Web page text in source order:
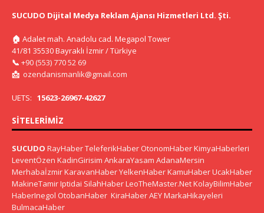
SUCUDO Dijital Medya Reklam Ajansı Hizmetleri Ltd. Şti.
🏠 Adalet mah. Anadolu cad. Megapol Tower
41/81 35530 Bayraklı İzmir / Türkiye
📞 +90 (553) 770 52 69
📩 ozendanismanlik@gmail.com
UETS: 15623-26967-42627
SITELERIMIZ
SUCUDO RayHaberTeleferikHaber OtonomHaberKimyaHaberleri
LeventÖzen KadinGirisim AnkaraYasam AdanaMersin
MerhabaİzmirKaravanHaberYelkenHaberKamuHaberUcakHaber
MakineTamirIptidai SilahHaberLeoTheMaster.NetKolayBilimHaber
HaberInegol OtobanHaber KiraHaberAEYMarkaHikayeleri
BulmacaHaber